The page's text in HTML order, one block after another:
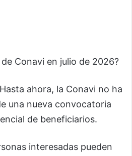
Conavi en julio de 2026?
ahora, la Conavi no ha
una nueva convocatoria
de beneficiarios.
interesadas pueden